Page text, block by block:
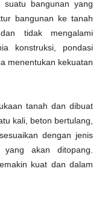
bangunan yang
bangunan ke tanah
tidak mengalami
konstruksi, pondasi
menentukan kekuatan
tanah dan dibuat
kali, beton bertulang,
dengan jenis
akan ditopang.
kuat dan dalam